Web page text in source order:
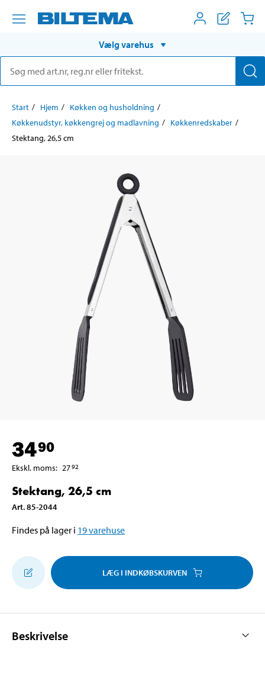
Vælg varehus
Start Hjem
Køkken og husholdning
Køkkenudstyr, køkkengrej og madlavning
Køkkenredskaber
Stektang, 26,5 cm
3490
Ekskl. moms: 2792
Stektang, 26,5 cm
Art.85-2044
Findes på lager i 19varehuse
LÆG I INDKØBSKURVEN
Beskrivelse